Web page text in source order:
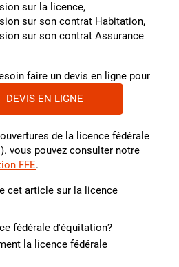
sur la licence,
sur son contrat Habitation,
sur son contrat Assurance
faire un devis en ligne pour
DEVIS EN LIGNE
de la licence fédérale
vous pouvez consulter notre
FFE.
cet article sur la licence
fédérale d'équitation?
la licence fédérale